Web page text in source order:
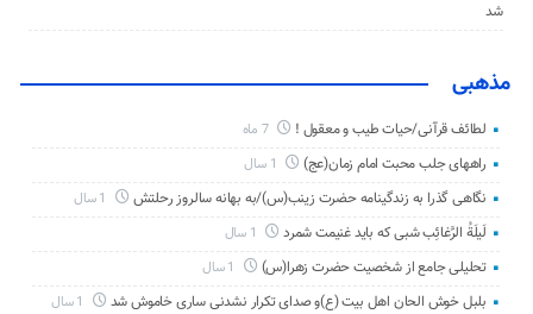
شد
مذهبی
لطائف قرآنی/حیات طیب و معقول ! 7 ماه
راههای جلب محبت امام زمان(عج)
نگاهی گذرا به زندگینامه حضرت زینب(س)/به بهانه سالروز رحلتش
لَیلَةُ الرَّغائِب شبی که باید غنیمت شمرد
تحلیلی جامع از شخصیت حضرت زهرا(س)
بلبل خوش الحان اهل بیت (ع)و صدای تکرار نشدنی ساری خاموش شد